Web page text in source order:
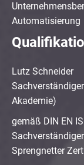
Automatisierung
Lutz Schneider
Akademie)
gemäß DIN EN
Sprengnetter